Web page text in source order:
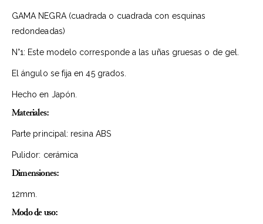
GAMA NEGRA (cuadrada o cuadrada con esquinas
redondeadas)
N°1: Este modelo corresponde a las uñas gruesas o de gel.
El ángulo se fija en 45 grados.
Hecho en Japón.
Materiales:
Parte principal: resina ABS
Pulidor: cerámica
Dimensiones:
12mm.
Modo de uso: